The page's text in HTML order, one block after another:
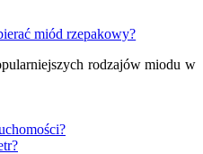
miód rzepakowy?
rodzajów miodu w